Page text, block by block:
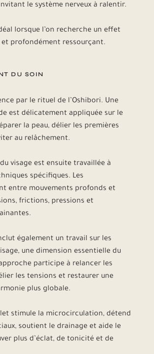
le système nerveux à ralentir.
lorsque l’on recherche un effet
profondément ressourçant.
DU SOIN
par le rituel de l’Oshibori. Une
est délicatement appliquée sur le
la peau, délier les premières
au relâchement.
visage est ensuite travaillée à
spécifiques. Les
entre mouvements profonds et
frictions, pressions et
également un travail sur les
une dimension essentielle du
participe à relancer les
les tensions et restaurer une
plus globale.
stimule la microcirculation, détend
soutient le drainage et aide le
plus d’éclat, de tonicité et de